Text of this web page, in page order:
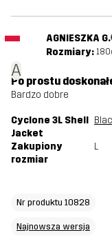
A
AGNIESZKA G.
Rozmiary:
Po prostu
Bardzo dobre
Cyclone 3L Shell
Jacket
Zakupiony
rozmiar
L
Nr produktu 10828
Najnowsza wersja